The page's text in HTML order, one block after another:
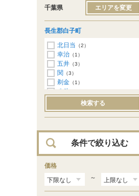
千葉県 エリアを変更
長生郡白子町
北日当 （2）
幸治 （1）
五井 （3）
関 （3）
剃金 （1）
八斗
（2）検索する
条件で絞り込む
価格
～